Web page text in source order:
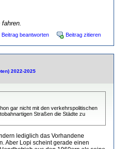
Beitrag beantworten Beitrag zitieren
2022-2025
gar nicht mit den verkehrspolitischen
Straßen die Städte zu
lediglich das Vorhandene
Aber Lopi scheint gerade einen